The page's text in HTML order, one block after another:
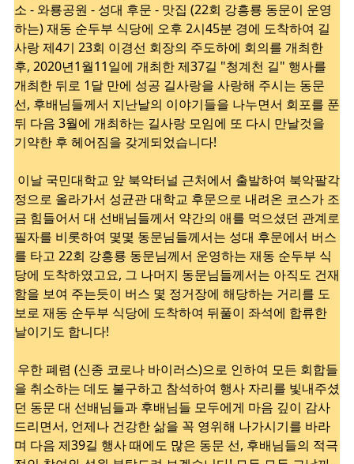
소 - 와룡공원 - 성대 후문 - 맛집 (22회 강흥룡 동문이 운영
하는) 재동 순두부 식당에 오후 2시45분 경에 도착하여 길
사랑 제4기 23회 이경선 회장의 주도하에 회의를 개최한
후, 2020년1월11일에 개최한 제37길 "청계천 길" 행사를
개최한 뒤로 1달 만에 성공 길사랑을 사랑해 주시는 동문
선, 후배님들께서 지난날의 이야기들을 나누면서 회포를 푼
뒤 다음 3월에 개최하는 길사랑 모임에 또 다시 만날것을
기약한 후 헤어짐을 갖게되었습니다!
이날 국민대학교 앞 북악터널 근처에서 출발하여 북악팔각
정으로 올라가서 성균관 대학교 후문으로 내려온 코스가 조
금 힘들어서 대 선배님들께서 약간의 애를 먹으셨던 관계로
필자를 비롯하여 몇몇 동문님들께서는 성대 후문에서 버스
를 타고 22회 강흥룡 동문님께서 운영하는 재동 순두부 식
당에 도착하였고요, 그 나머지 동문님들께서는 아직도 건재
함을 보여 주는듯이 버스 몇 정거장에 해당하는 거리를 도
보로 재동 순두부 식당에 도착하여 뒤풀이 좌석에 합류한
날이기도 합니다!
우한 폐렴 (신종 코로나 바이러스)으로 인하여 모든 회합들
을 취소하는 데도 불구하고 참석하여 행사 자리를 빛내주셨
던 동문 대 선배님들과 후배님들 모두에게 마음 깊이 감사
드리면서, 언제나 건강한 삶을 꼭 영위해 나가시기를 바라
며 다음 제39길 행사 때에도 많은 동문 선, 후배님들의 적극